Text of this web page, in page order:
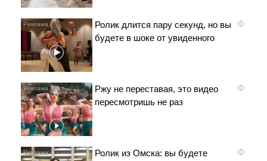
i
Ролик длится пару секунд, но вы
будете в шоке от увиденного
i
Ржу не переставая, это видео
пересмотришь не раз
i
Ролик из Омска: вы будете